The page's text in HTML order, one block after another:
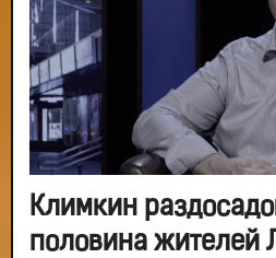
Климкин
половина жителей